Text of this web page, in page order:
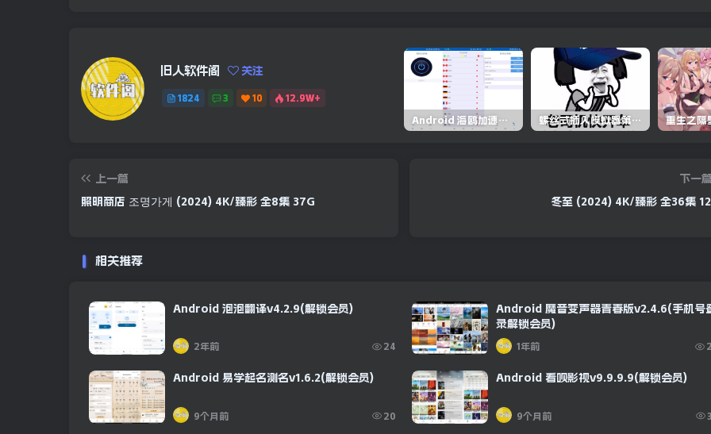
下载
下载
阿里网盘 下载
百度网盘
旧人软件阁 关注
1824 3 10
12.9W+
Android 海鸥加速器v6.6.3(解锁会员)
螺丝式插入模拟器第5代/NejicomiSimulator.Vol.5.v1.0.2
上一篇
照明商店 조명가게 (2024) 4K/臻彩 全8集 37G
下一篇
冬至 (2024) 4K/臻彩 全36集
相关推荐
Android 泡泡翻译v4.2.9(解锁会员)
2年前 24
Android 魔音变声器青春版v2.4.6(手机号
录解锁会员)
1年前
Android 易学起名测名v1.6.2(解锁会员)
9个月前 20
Android 看呗影视v9.9.9.9(解锁会员)
9个月前